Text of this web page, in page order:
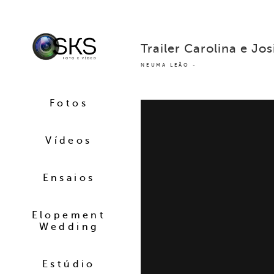
Fotos
Vídeos
Ensaios
Elopement
Wedding
Estúdio
NEUMA LEÃO
Trailer Carolina e